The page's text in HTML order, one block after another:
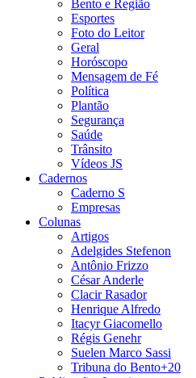
Bento e Região
Esportes
Foto do Leitor
Geral
Horóscopo
Mensagem de Fé
Política
Plantão
Segurança
Saúde
Trânsito
Vídeos JS
Cadernos
Caderno S
Empresas
Colunas
Artigos
Adelgides Stefenon
Antônio Frizzo
César Anderle
Clacir Rasador
Henrique Alfredo
Itacyr Giacomello
Régis Genehr
Suelen Marco Sassi
Tribuna do Bento+20